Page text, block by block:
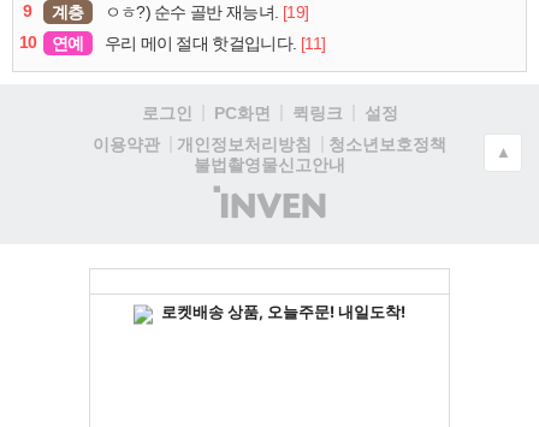
9
계층 ㅇㅎ?) 순수 골반 재능녀. [19]
10
연예 우리 메이 절대 핫걸입니다. [11]
로그인 PC화면 퀵링크
설정
이용약관
개인정보처리방침
청소년보호정책
불법촬영물신고안내
(주)
인
▲